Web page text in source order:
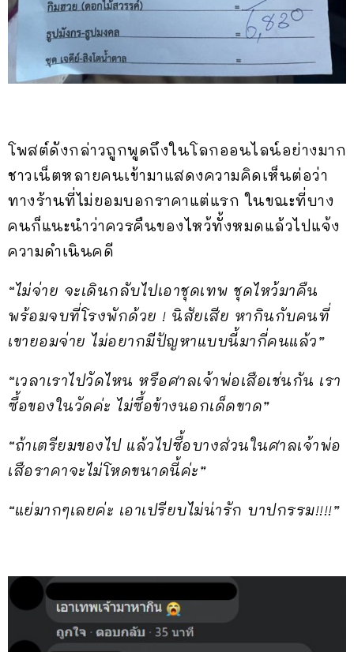
โพสต์ดังกล่าวถูกพูดถึงในโลกออนไลน์อย่างมาก
ชาวเน็ตหลายคนเข้ามาแสดงความคิดเห็นต่อว่า
ทางร้านที่ไม่ยอมบอกราคาแต่แรก ในขณะที่บาง
คนก็แนะนำว่าควรคืนของไหว้ทั้งหมดแล้วไปแจ้ง
ความดำเนินคดี
“ไม่จ่าย จะเดินกลับไปเอาชุดเทพ ชุดไหว้มาคืน
พร้อมจบที่โรงพักด้วย ! นิสัยเสีย หากินกับคนที่
เขายอมจ่าย ไม่อยากมีปัญหาแบบนี้มากี่คนแล้ว”
“เวลาเราไปวัดไหน หรือศาลเจ้าพ่อเสือเช่นกัน เรา
ซื้อของในวัดค่ะ ไม่ซื้อข้างนอกเด็ดขาด”
“ถ้าเตรียมของไป แล้วไปซื้อบางส่วนในศาลเจ้าพ่อ
เสือราคาจะไม่โหดขนาดนี้ค่ะ”
“แย่มากๆเลยค่ะ เอาเปรียบไม่น่ารัก บาปกรรม!!!!”